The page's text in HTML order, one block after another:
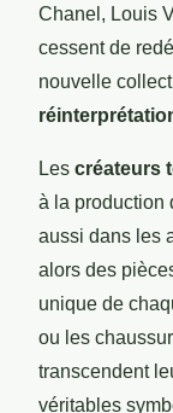
Chanel, Louis
cessent de
nouvelle
Les créateurs
à la production
aussi dans les
alors des
unique de
ou les
transcendent
véritables